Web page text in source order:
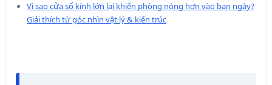
Vì sao cửa sổ kính lớn lại khiến phòng nóng hơn vào ban ngày?
Giải thích từ góc nhìn vật lý & kiến trúc